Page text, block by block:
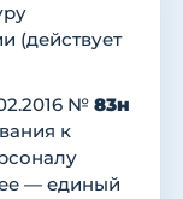
(действует
№ 83н
к
— единый